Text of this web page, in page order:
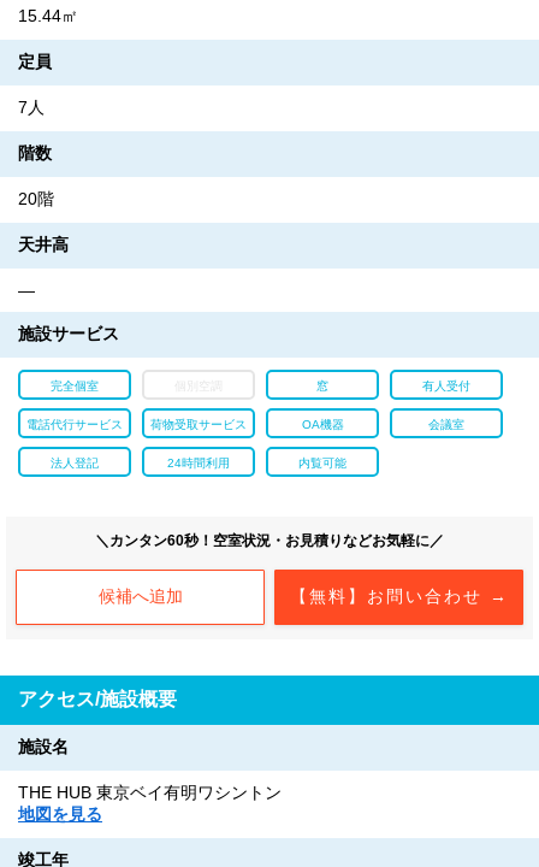
15.44㎡
定員
7人
階数
20階
天井高
―
施設サービス
完全個室 個別空調 窓 有人受付
電話代行サービス 荷物受取サービス OA機器 会議室
法人登記 24時間利用 内覧可能
＼カンタン60秒！空室状況・お見積りなどお気軽に／
【無料】お問い合わせ →
候補へ追加
アクセス/施設概要
施設名
THE HUB 東京ベイ有明ワシントン
地図を見る
竣工年